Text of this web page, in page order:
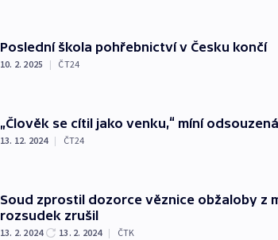
Poslední škola pohřebnictví v Česku končí
10. 2. 2025 | ČT24
„Člověk se cítil jako venku,“ míní
13. 12. 2024 | ČT24
Soud zprostil dozorce věznice obžaloby z
rozsudek zrušil
13. 2. 2024 13. 2. 2024 | ČTK